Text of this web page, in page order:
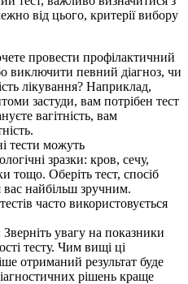
від цього, критерії вибору
провести профілактичний
виключити певний діагноз, чи
лікування? Наприклад,
застуди, вам потрібен тест
вагітність, вам
тести можуть
зразки: кров, сечу,
тощо. Оберіть тест, спосіб
вас найбільш зручним.
часто використовується
Зверніть увагу на показники
тесту. Чим вищі ці
отриманий результат буде
рішень краще